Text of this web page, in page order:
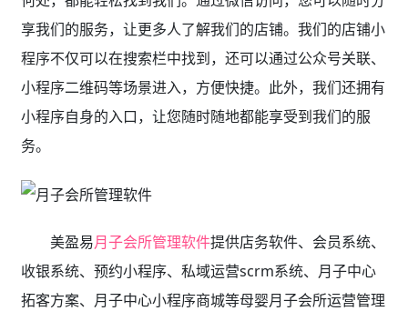
享我们的服务，让更多人了解我们的店铺。我们的店铺小
程序不仅可以在搜索栏中找到，还可以通过公众号关联、
小程序二维码等场景进入，方便快捷。此外，我们还拥有
小程序自身的入口，让您随时随地都能享受到我们的服
务。
美盈易月子会所管理软件提供店务软件、会员系统、
收银系统、预约小程序、私域运营scrm系统、月子中心
拓客方案、月子中心小程序商城等母婴月子会所运营管理